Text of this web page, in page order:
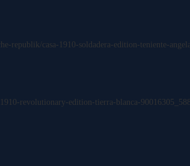
republik/casa-1910-soldadera-edition-teniente-
revolutionary-edition-tierra-blanca-